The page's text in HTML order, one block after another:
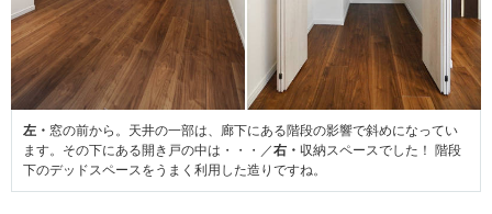
左・ 窓の前から。天井の一部は、廊下にある階段の影響で斜めになってい
ます。その下にある開き戸の中は・・・／右・ 収納スペースでした！ 階段
下のデッドスペースをうまく利用した造りですね。